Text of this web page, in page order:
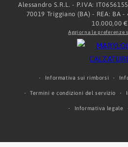
Alessandro S.R.L. - P.IVA:
70019 Triggiano (BA) - REA: BA
10.000,00 €
Aggiorna le preferenze
Informativa sui rimborsi
Termini e condizioni del servizio
Informativa legale